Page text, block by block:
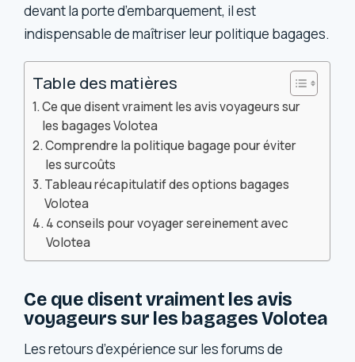
devant la porte d’embarquement, il est
indispensable de maîtriser leur politique bagages.
Table des matières
Ce que disent vraiment les avis voyageurs sur
les bagages Volotea
Comprendre la politique bagage pour éviter
les surcoûts
Tableau récapitulatif des options bagages
Volotea
4 conseils pour voyager sereinement avec
Volotea
Ce que disent vraiment les avis
voyageurs sur les bagages Volotea
Les retours d’expérience sur les forums de